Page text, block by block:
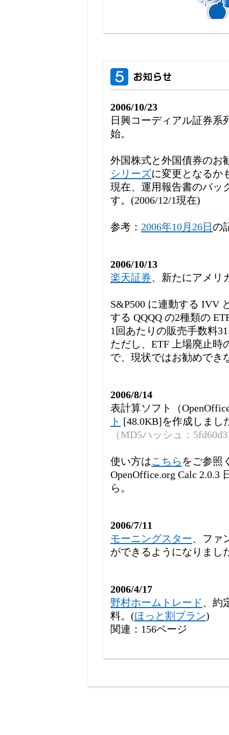
2006/10/23
日興コーディアル証券系
始。
外国株式と外国債券のお
シリーズに変更となるか
現在、運用報告書のバッ
す。(2006/12/1現在)
参考： 2006年10月26日 の
2006/10/13
楽天証券、新たにアメリ
S&P500 に連動する IVV
する QQQQ の2種類の
1回あたりの販売手数料
ただし、ETF 上場廃止時
で、現状ではお勧めでき
2006/8/14
表計算ソフト（
ト [48.0KB]を作成しまし
（MD5ハッシュ：
使い方はこちら をご参照
OpenOffice.org Calc 2.0.3
ら。
2006/7/11
モーニングスター、ファ
ができるようになりまし
2006/4/17
野村ホームトレード、約
料。(ほっと割プラン)
関連：156ページ